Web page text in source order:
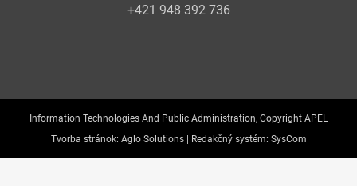
+421 948 392 736
Information Technologies And Public Administration, Copyright APEL
Tvorba stránok: Aglo Solutions | Redakčný systém: SysCom